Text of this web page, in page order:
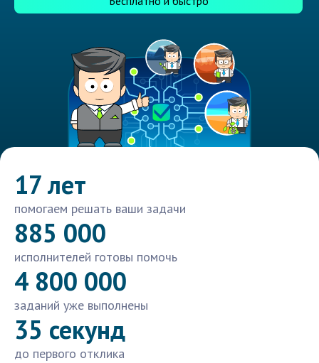
17 лет
помогаем решать ваши задачи
885 000
исполнителей готовы помочь
4 800 000
заданий уже выполнены
35 секунд
до первого отклика